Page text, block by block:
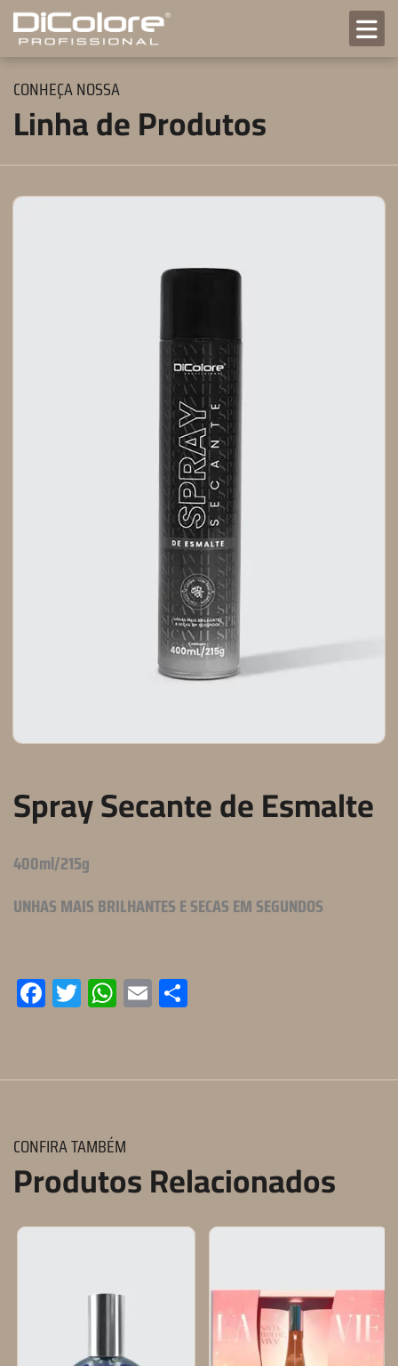
CONHEÇA NOSSA
Linha de Produtos
Spray Secante de Esmalte
400ml/215g
UNHAS MAIS BRILHANTES E SECAS EM SEGUNDOS
Facebook
TwitterWhatsApp
Email
CONFIRA TAMBÉM
Produtos Relacionados